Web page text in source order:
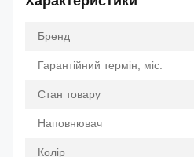
Бренд
Гарантійний термін, міс.
Стан товару
Наповнювач
Колір